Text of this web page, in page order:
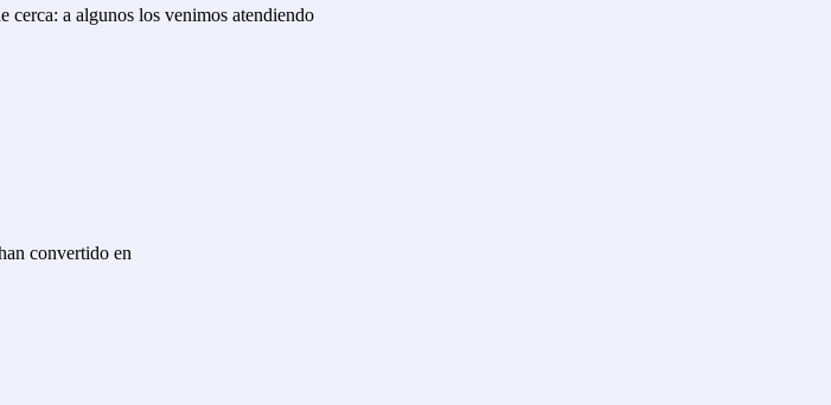
cerca: a algunos los venimos atendiendo
convertido en